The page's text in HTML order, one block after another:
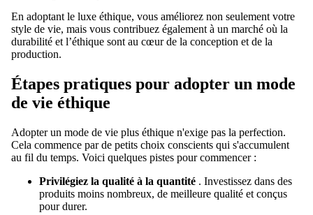
En adoptant le luxe éthique, vous améliorez non seulement votre
style de vie, mais vous contribuez également à un marché où la
durabilité et l’éthique sont au cœur de la conception et de la
production.
Étapes pratiques pour adopter un mode
de vie éthique
Adopter un mode de vie plus éthique n'exige pas la perfection.
Cela commence par de petits choix conscients qui s'accumulent
au fil du temps. Voici quelques pistes pour commencer :
Privilégiez la qualité à la quantité . Investissez dans des
produits moins nombreux, de meilleure qualité et conçus
pour durer.